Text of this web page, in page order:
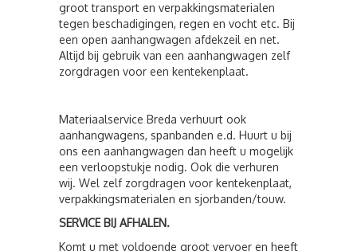
groot transport en verpakkingsmaterialen
tegen beschadigingen, regen en vocht etc. Bij
een open aanhangwagen afdekzeil en net.
Altijd bij gebruik van een aanhangwagen zelf
zorgdragen voor een kentekenplaat.
Materiaalservice Breda verhuurt ook
aanhangwagens, spanbanden e.d. Huurt u bij
ons een aanhangwagen dan heeft u mogelijk
een verloopstukje nodig. Ook die verhuren
wij. Wel zelf zorgdragen voor kentekenplaat,
verpakkingsmaterialen en sjorbanden/touw.
SERVICE BIJ AFHALEN.
Komt u met voldoende groot vervoer en heeft